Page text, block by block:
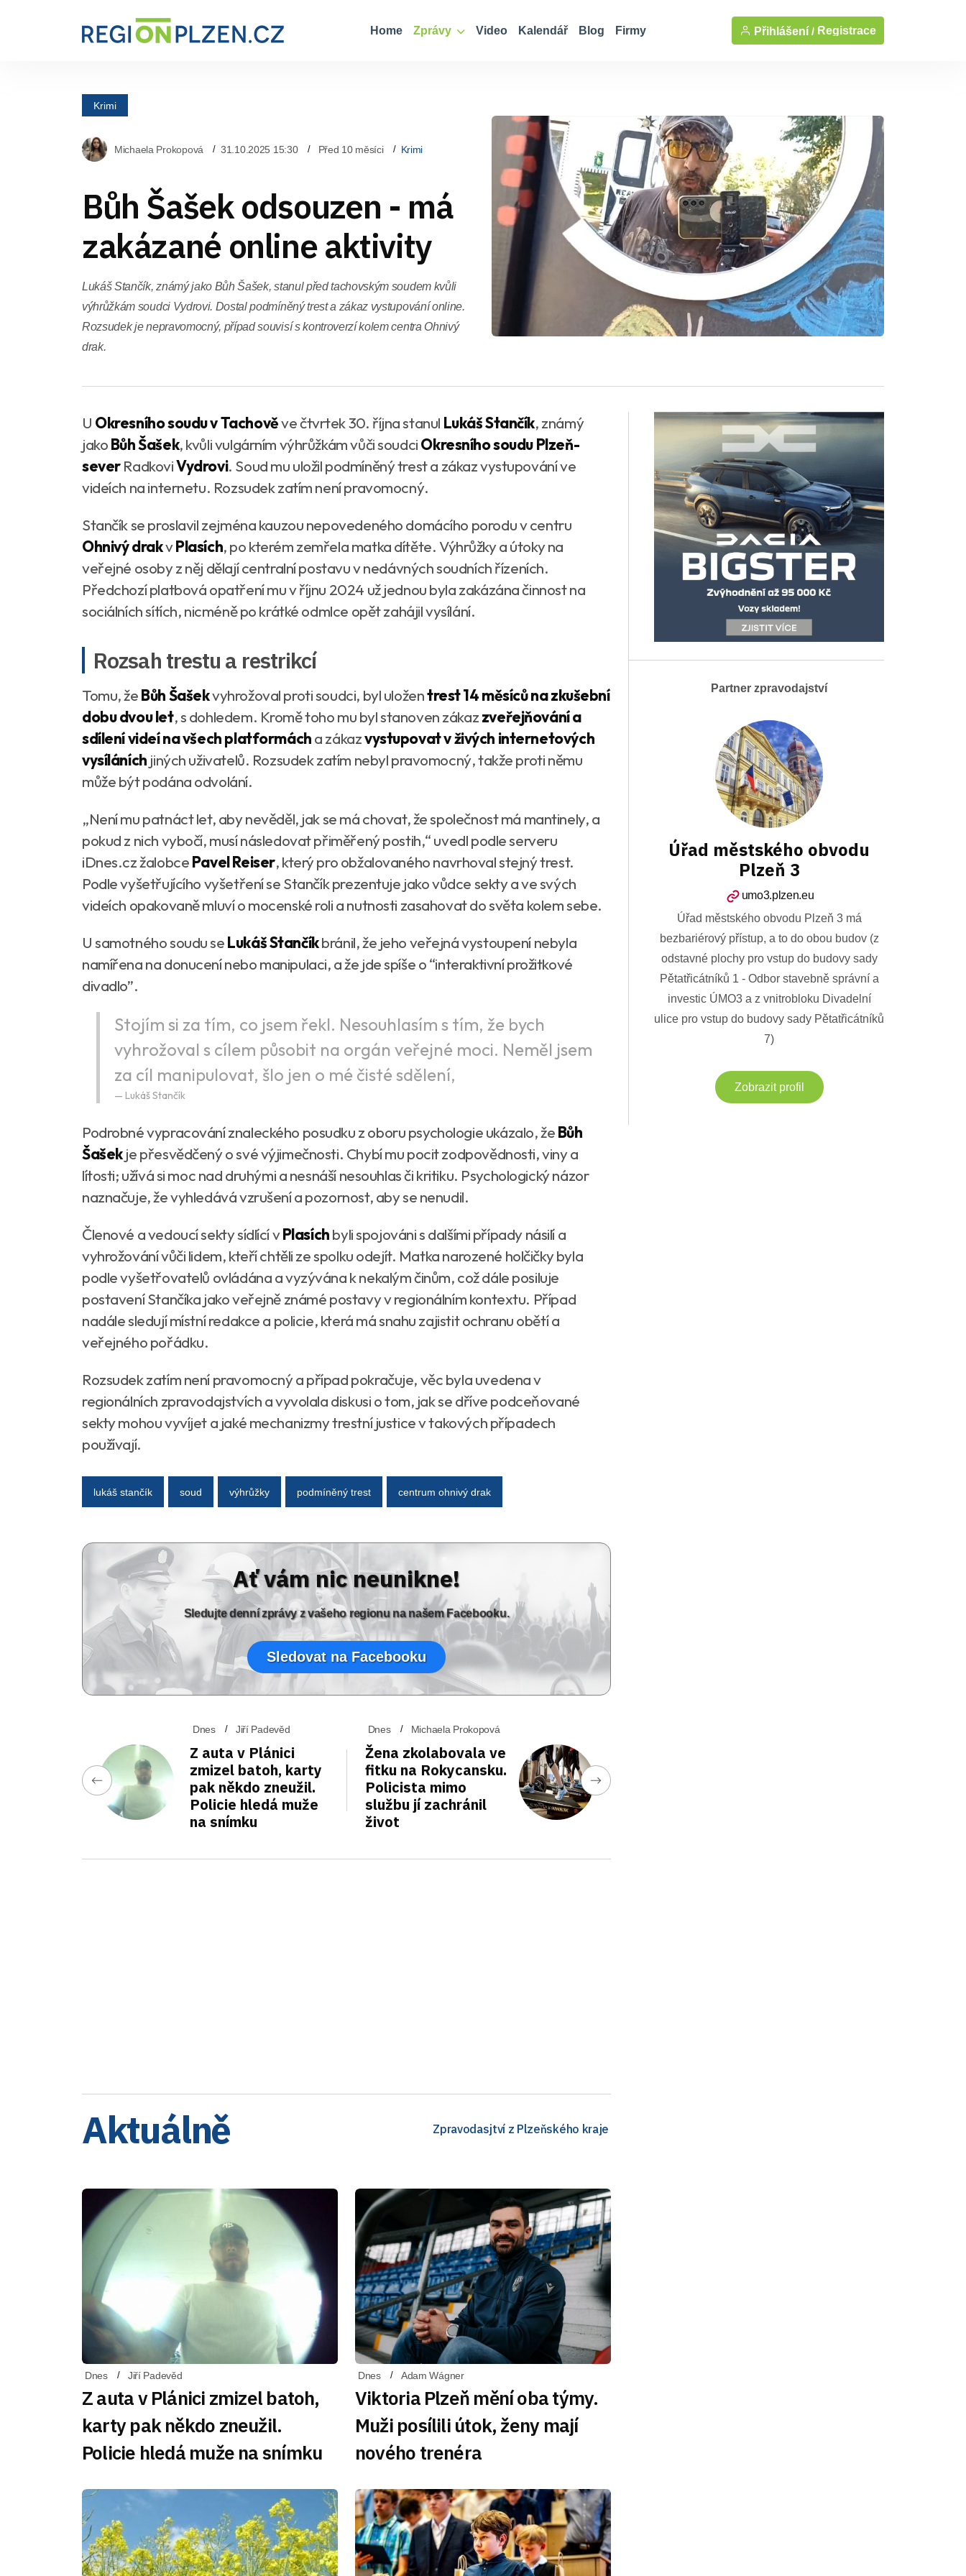
Home Zprávy Video Kalendář Blog Firmy Přihlášení / Registrace
Krimi
Michaela Prokopová 31.10.2025 15:30 Před 10 měsíci Krimi
Bůh Šašek odsouzen - má
zakázané online aktivity
Lukáš Stančík, známý jako Bůh Šašek, stanul před tachovským soudem kvůli
výhrůžkám soudci Vydrovi. Dostal podmíněný trest a zákaz vystupování online.
Rozsudek je nepravomocný, případ souvisí s kontroverzí kolem centra Ohnivý
drak.
U Okresního soudu v Tachověve čtvrtek 30. října stanul Lukáš Stančík, známý
jakoBůh Šašek, kvůli vulgárním výhrůžkám vůči soudciOkresního soudu Plzeň-
severRadkoviVydrovi. Soud mu uložil podmíněný trest a zákaz vystupování ve
videích na internetu. Rozsudek zatím není pravomocný.
Stančík se proslavil zejména kauzou nepovedeného domácího porodu v centru
Ohnivý drakvPlasích, po kterém zemřela matka dítěte. Výhrůžky a útoky na
veřejné osoby z něj dělají centralní postavu v nedávných soudních řízeních.
Předchozí platbová opatření mu v říjnu 2024 už jednou byla zakázána činnost na
sociálních sítích, nicméně po krátké odmlce opět zahájil vysílání.
Rozsah trestu a restrikcí
Tomu, žeBůh Šašekvyhrožoval proti soudci, byl uložentrest 14 měsíců na zkušební
dobu dvou let, s dohledem. Kromě toho mu byl stanoven zákazzveřejňování a
sdílení videí na všech platformácha zákazvystupovat v živých internetových
vysíláních jiných uživatelů. Rozsudek zatím nebyl pravomocný, takže proti němu
může být podána odvolání.
„Není mu patnáct let, aby nevěděl, jak se má chovat, že společnost má mantinely, a
pokud z nich vybočí, musí následovat přiměřený postih,“ uvedl podle serveru
iDnes.cz žalobcePavel Reiser, který pro obžalovaného navrhoval stejný trest.
Podle vyšetřujícího vyšetření se Stančík prezentuje jako vůdce sekty a ve svých
videích opakovaně mluví o mocenské roli a nutnosti zasahovat do světa kolem sebe.
U samotného soudu seLukáš Stančíkbránil, že jeho veřejná vystoupení nebyla
namířena na donucení nebo manipulaci, a že jde spíše o “interaktivní prožitkové
divadlo”.
Stojím si za tím, co jsem řekl. Nesouhlasím s tím, že bych
vyhrožoval s cílem působit na orgán veřejné moci. Neměl jsem
za cíl manipulovat, šlo jen o mé čisté sdělení,
Lukáš Stančík
Podrobné vypracování znaleckého posudku z oboru psychologie ukázalo, žeBůh
Šašekje přesvědčený o své výjimečnosti. Chybí mu pocit zodpovědnosti, viny a
lítosti; užívá si moc nad druhými a nesnáší nesouhlas či kritiku. Psychologický názor
naznačuje, že vyhledává vzrušení a pozornost, aby se nenudil.
Členové a vedoucí sekty sídlící vPlasíchbyli spojováni s dalšími případy násilí a
vyhrožování vůči lidem, kteří chtěli ze spolku odejít. Matka narozené holčičky byla
podle vyšetřovatelů ovládána a vyzývána k nekalým činům, což dále posiluje
postavení Stančíka jako veřejně známé postavy v regionálním kontextu. Případ
nadále sledují místní redakce a policie, která má snahu zajistit ochranu obětí a
veřejného pořádku.
Rozsudek zatím není pravomocný a případ pokračuje, věc byla uvedena v
regionálních zpravodajstvích a vyvolala diskusi o tom, jak se dříve podceňované
sekty mohou vyvíjet a jaké mechanizmy trestní justice v takových případech
používají.
lukáš stančík soud výhrůžky podmíněný trest centrum ohnivý drak
Ať vám nic neunikne!
Sledujte denní zprávy z vašeho regionu na našem Facebooku.
Sledovat na Facebooku
Dnes Jiří Padevěd
Z auta v Plánici
zmizel batoh, karty
pak někdo zneužil.
Policie hledá muže
na snímku
Dnes Michaela Prokopová
Žena zkolabovala ve
fitku na Rokycansku.
Policista mimo
službu jí zachránil
život
Aktuálně Zpravodasjtví z Plzeňského kraje
Dnes Jiří Padevěd
Z auta v Plánici zmizel batoh,
karty pak někdo zneužil.
Policie hledá muže na snímku
Dnes Adam Wágner
Viktoria Plzeň mění oba týmy.
Muži posílili útok, ženy mají
nového trenéra
Partner zpravodajství
Úřad městského obvodu
Plzeň 3
umo3.plzen.eu
Úřad městského obvodu Plzeň 3 má
bezbariérový přístup, a to do obou budov (z
odstavné plochy pro vstup do budovy sady
Pětatřicátníků 1 - Odbor stavebně správní a
investic ÚMO3 a z vnitrobloku Divadelní
ulice pro vstup do budovy sady Pětatřicátníků
7)
Zobrazit profil